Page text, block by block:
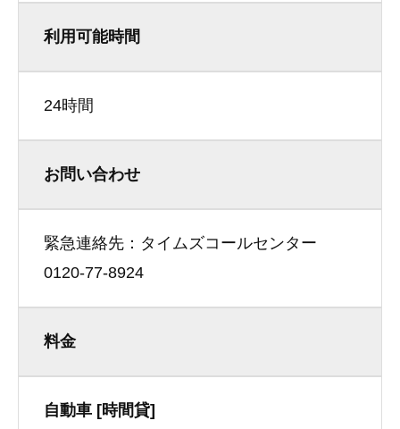
利用可能時間
24時間
お問い合わせ
緊急連絡先：タイムズコールセンター
0120-77-8924
料金
自動車 [時間貸]